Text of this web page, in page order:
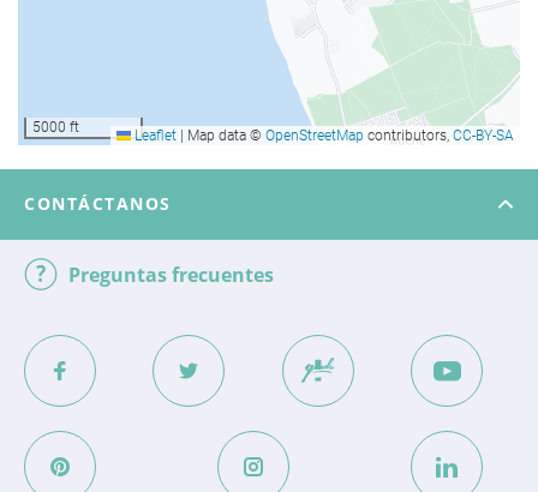
Centro de negocios
Wifi gratis
Servicio de limpieza
Servicio de lavandería
5000 ft Leaflet | Map data © OpenStreetMap contributors, CC-BY-SA
CONTÁCTANOS
Preguntas frecuentes